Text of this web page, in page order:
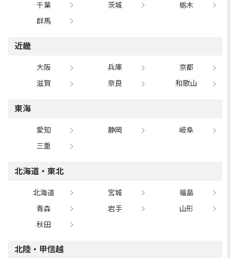
千葉
茨城
栃木
群馬
近畿
大阪 兵庫
京都
滋賀
奈良 和歌山
東海
愛知 静岡
岐阜
三重
北海道・東北
北海道 宮城
福島
青森
岩手
山形
秋田
北陸・甲信越